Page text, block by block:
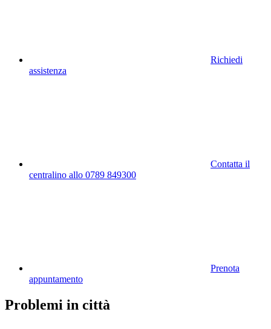
Richiedi
assistenza
Contatta il
centralino allo 0789 849300
Prenota
appuntamento
Problemi in città